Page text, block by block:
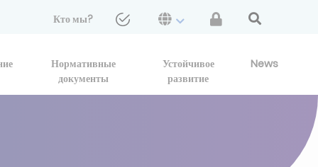
Кто мы?
Нормативные
документы
Устойчивое
развитие
News